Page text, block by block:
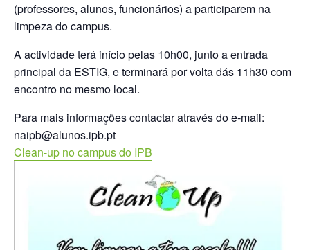
(professores, alunos, funcionários) a participarem na
limpeza do campus.
A actividade terá início pelas 10h00, junto a entrada
principal da ESTIG, e terminará por volta dás 11h30 com
encontro no mesmo local.
Para mais informações contactar através do e-mail:
naipb@alunos.ipb.pt
Clean-up no campus do IPB